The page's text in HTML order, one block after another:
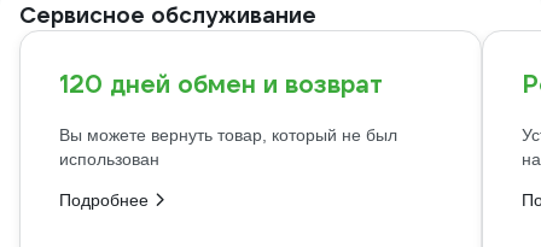
Сервисное обслуживание
120 дней обмен и возврат
Вы можете вернуть товар, который не был
использован
Подробнее